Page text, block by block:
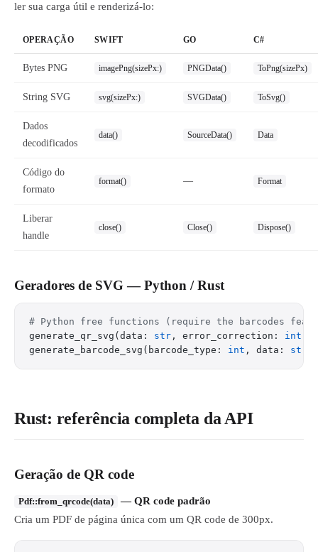
ler sua carga útil e renderizá-lo:
OPERAÇÃO SWIFT GO C#
Bytes PNG imagePng(sizePx:) PNGData() ToPng(sizePx)
String SVG svg(sizePx:) SVGData() ToSvg()
Dados
decodificados
data() SourceData() Data
Código do
formato
format() — Format
Liberar
handle
close() Close() Dispose()
Geradores de SVG — Python / Rust
# Python free functions (require the barcodes
generate_qr_svg(data: str , error_correction: int
generate_barcode_svg(barcode_type: int , data: str
Rust: referência completa da API
Geração de QR code
Pdf::from_qrcode(data)
— QR code padrão
Cria um PDF de página única com um QR code de 300px.